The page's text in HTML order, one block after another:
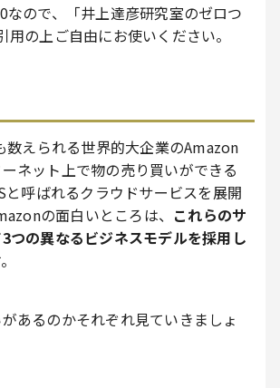
なので、「井上達彦研究室のゼロつ
用の上ご自由にお使いください。
数えられる世界的大企業のAmazon
ネット上で物の売り買いができる
と呼ばれるクラウドサービスを展開
の面白いところは、 これらのサ
つの異なるビジネスモデルを採用し
あるのかそれぞれ見ていきましょ